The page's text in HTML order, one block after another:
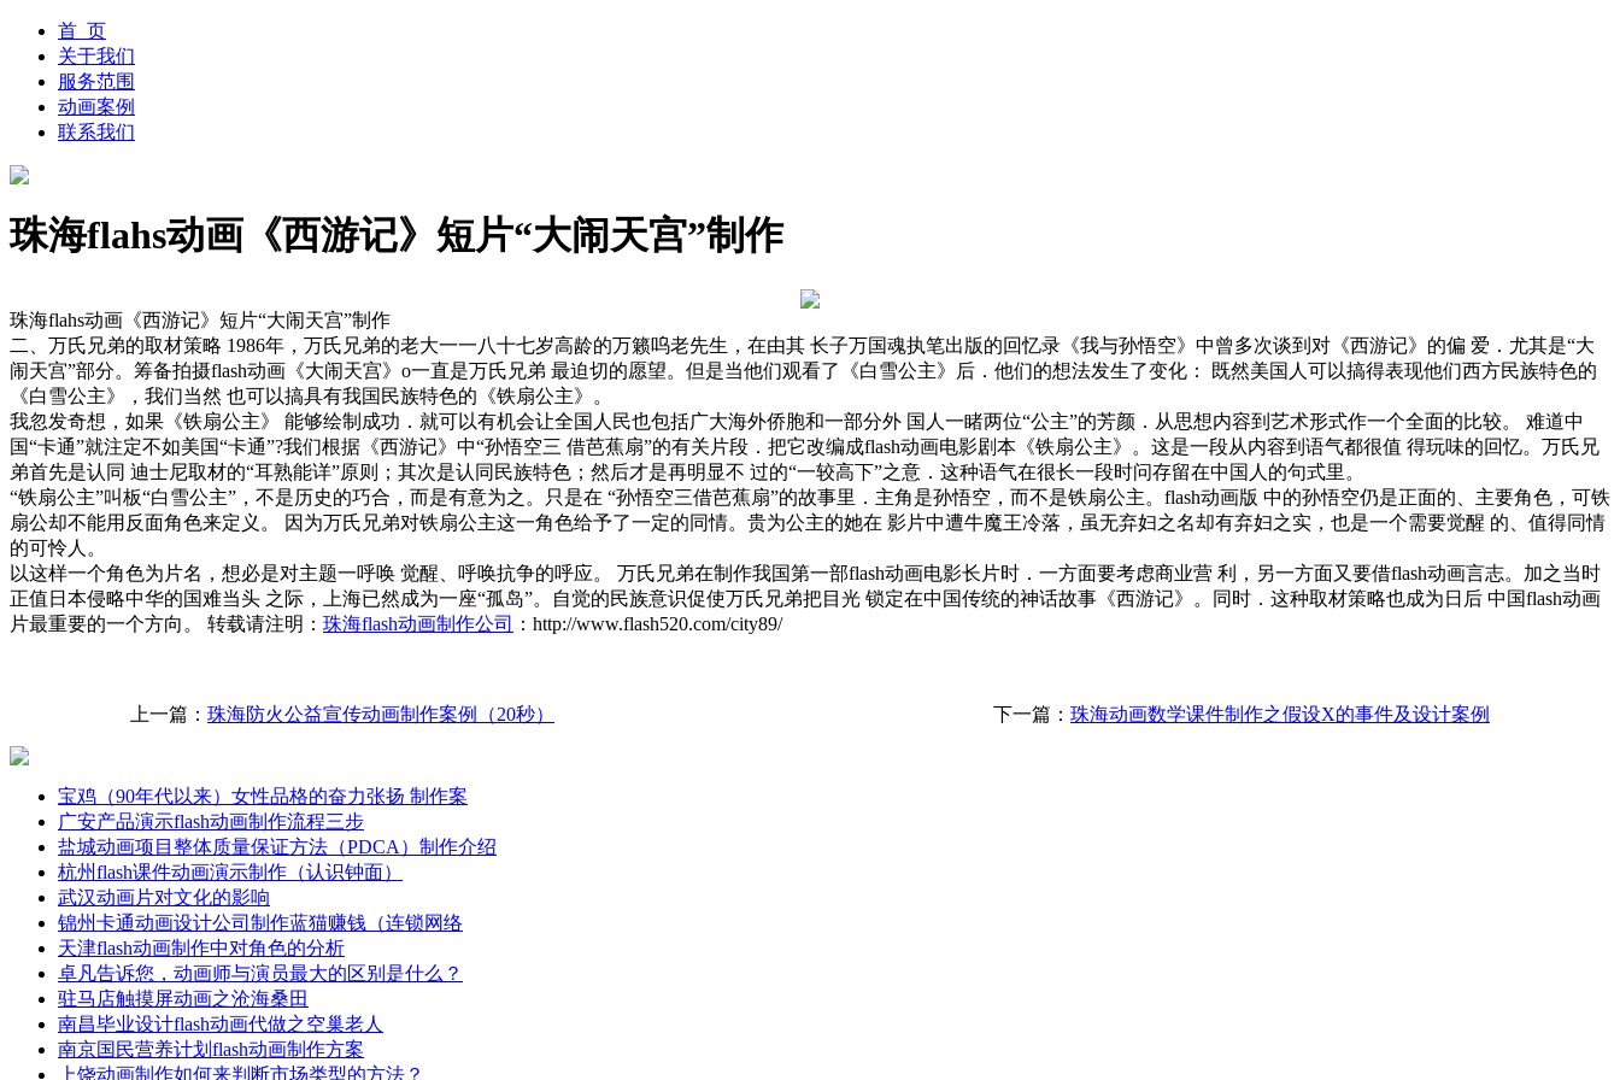
首 页
关于我们
服务范围
动画案例
联系我们
珠海flahs动画《西游记》短片“大闹天宫”制作
珠海flahs动画《西游记》短片“大闹天宫”制作
二、万氏兄弟的取材策略 1986年，万氏兄弟的老大一一八十七岁高龄的万籁呜老先生，在由其 长子万国魂执笔出版的回忆录《我与孙悟空》中曾多次谈到对《西游记》的偏 爱．尤其是“大
闹天宫”部分。筹备拍摄flash动画《大闹天宫》o一直是万氏兄弟 最迫切的愿望。但是当他们观看了《白雪公主》后．他们的想法发生了变化： 既然美国人可以搞得表现他们西方民族特色的
《白雪公主》，我们当然 也可以搞具有我国民族特色的《铁扇公主》。
我忽发奇想，如果《铁扇公主》 能够绘制成功．就可以有机会让全国人民也包括广大海外侨胞和一部分外 国人一睹两位“公主”的芳颜．从思想内容到艺术形式作一个全面的比较。 难道中
国“卡通”就注定不如美国“卡通”?我们根据《西游记》中“孙悟空三 借芭蕉扇”的有关片段．把它改编成flash动画电影剧本《铁扇公主》。这是一段从内容到语气都很值 得玩味的回忆。万氏兄
弟首先是认同 迪士尼取材的“耳熟能详”原则；其次是认同民族特色；然后才是再明显不 过的“一较高下”之意．这种语气在很长一段时问存留在中国人的句式里。
“铁扇公主”叫板“白雪公主”，不是历史的巧合，而是有意为之。只是在 “孙悟空三借芭蕉扇”的故事里．主角是孙悟空，而不是铁扇公主。flash动画版 中的孙悟空仍是正面的、主要角色，可铁
扇公却不能用反面角色来定义。 因为万氏兄弟对铁扇公主这一角色给予了一定的同情。贵为公主的她在 影片中遭牛魔王冷落，虽无弃妇之名却有弃妇之实，也是一个需要觉醒 的、值得同情
的可怜人。
以这样一个角色为片名，想必是对主题一呼唤 觉醒、呼唤抗争的呼应。 万氏兄弟在制作我国第一部flash动画电影长片时．一方面要考虑商业营 利，另一方面又要借flash动画言志。加之当时
正值日本侵略中华的国难当头 之际，上海已然成为一座“孤岛”。自觉的民族意识促使万氏兄弟把目光 锁定在中国传统的神话故事《西游记》。同时．这种取材策略也成为日后 中国flash动画
片最重要的一个方向。 转载请注明： 珠海flash动画制作公司 ：http://www.flash520.com/city89/
上一篇： 珠海防火公益宣传动画制作案例（20秒） 下一篇： 珠海动画数学课件制作之假设X的事件及设计案例
宝鸡（90年代以来）女性品格的奋力张扬 制作案
广安产品演示flash动画制作流程三步
盐城动画项目整体质量保证方法（PDCA）制作介绍
杭州flash课件动画演示制作（认识钟面）
武汉动画片对文化的影响
锦州卡通动画设计公司制作蓝猫赚钱（连锁网络
天津flash动画制作中对角色的分析
卓凡告诉您，动画师与演员最大的区别是什么？
驻马店触摸屏动画之沧海桑田
南昌毕业设计flash动画代做之空巢老人
南京国民营养计划flash动画制作方案
上饶动画制作如何来判断市场类型的方法？